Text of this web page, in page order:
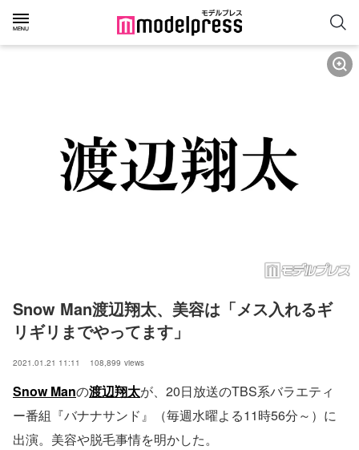
Snow Man渡辺翔太、美容は「メス入れるギ
リギリまでやってます」
2021.01.21 11:11 108,899 views
Snow Manの渡辺翔太が、20日放送のTBS系バラエティ
ー番組『バナナサンド』（毎週水曜よる11時56分～）に
出演。美容や脱毛事情を明かした。